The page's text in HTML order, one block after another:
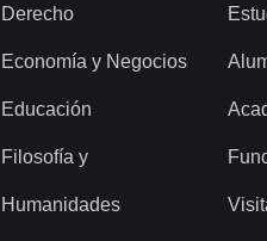
Derecho
Economía y Negocios
Educación
Filosofía y
Humanidades